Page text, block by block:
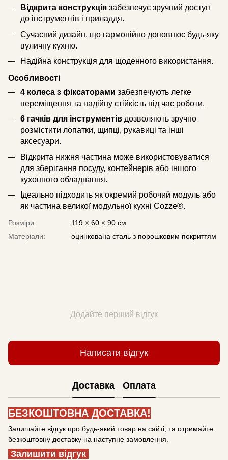
Відкрита конструкція забезпечує зручний доступ
до інструментів і приладдя.
Сучасний дизайн, що гармонійно доповнює будь-яку
вуличну кухню.
Надійна конструкція для щоденного використання.
Особливості
4 колеса з фіксаторами забезпечують легке
переміщення та надійну стійкість під час роботи.
6 гачків для інструментів дозволяють зручно
розмістити лопатки, щипці, рукавиці та інші
аксесуари.
Відкрита нижня частина може використовуватися
для зберігання посуду, контейнерів або іншого
кухонного обладнання.
Ідеально підходить як окремий робочий модуль або
як частина великої модульної кухні Cozze®.
Розміри:
119 × 60 × 90 см
Матеріали:
оцинкована сталь з порошковим покриттям
Додайте перший відгук
Написати відгук
Доставка Оплата
БЕЗКОШТОВНА ДОСТАВКА!
Залишайте відгук про будь-який товар на сайті, та отримайте
безкоштовну доставку на наступне замовлення.
Залишити відгук